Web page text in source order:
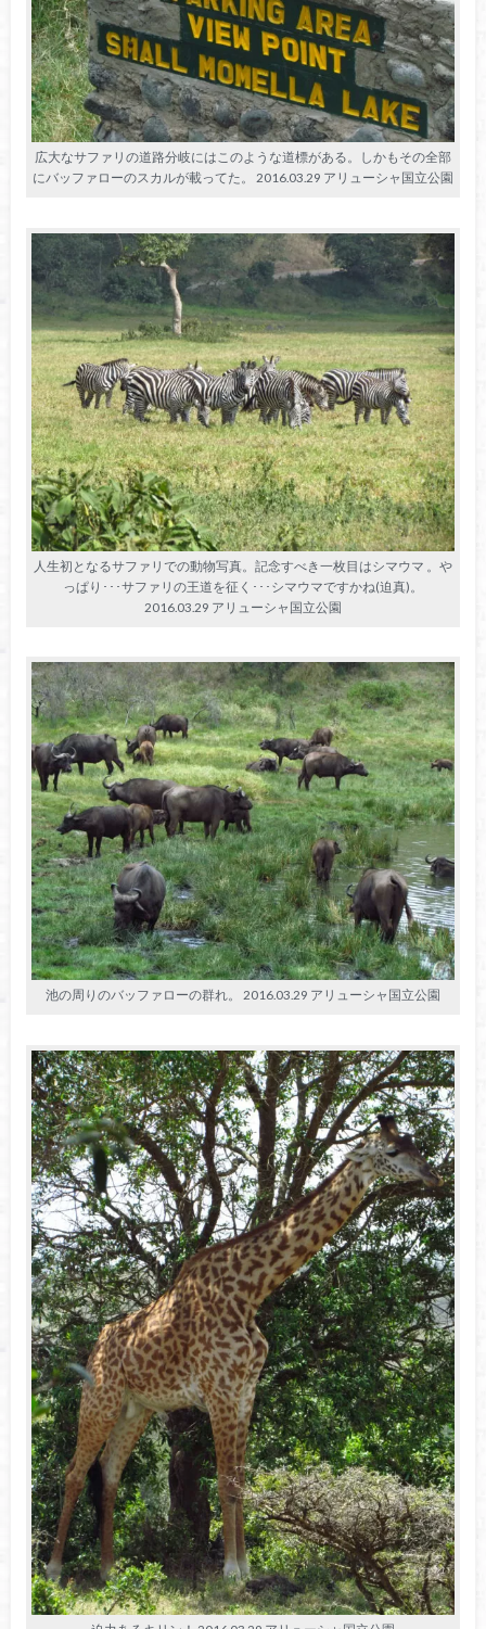
広大なサファリの道路分岐にはこのような道標がある。しかもその全部
にバッファローのスカルが載ってた。 2016.03.29 アリューシャ国立公園
人生初となるサファリでの動物写真。記念すべき一枚目はシマウマ 。や
っぱり･･･サファリの王道を征く･･･シマウマですかね(迫真)。
2016.03.29 アリューシャ国立公園
池の周りのバッファローの群れ。 2016.03.29 アリューシャ国立公園